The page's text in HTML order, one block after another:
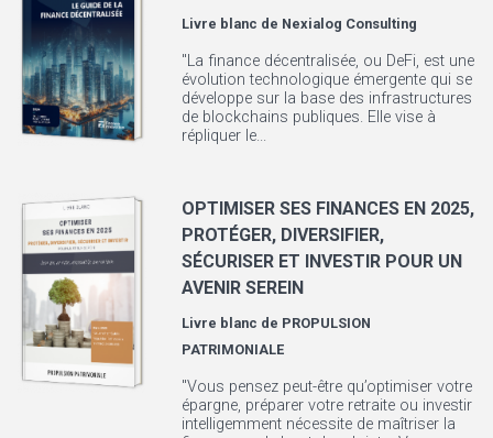
Livre blanc de Nexialog Consulting
"La finance décentralisée, ou DeFi, est une
évolution technologique émergente qui se
développe sur la base des infrastructures
de blockchains publiques. Elle vise à
répliquer le...
OPTIMISER SES FINANCES EN 2025,
PROTÉGER, DIVERSIFIER,
SÉCURISER ET INVESTIR POUR UN
AVENIR SEREIN
Livre blanc de PROPULSION
PATRIMONIALE
"Vous pensez peut-être qu’optimiser votre
épargne, préparer votre retraite ou investir
intelligemment nécessite de maîtriser la